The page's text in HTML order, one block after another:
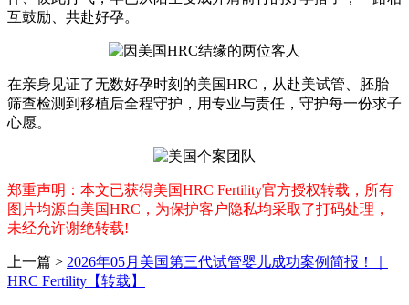
互鼓励、共赴好孕。
在亲身见证了无数好孕时刻的美国HRC，从赴美试管、胚胎
筛查检测到移植后全程守护，用专业与责任，守护每一份求子
心愿。
郑重声明：本文已获得美国HRC Fertility官方授权转载，所有
图片均源自美国HRC，为保护客户隐私均采取了打码处理，
未经允许谢绝转载!
上一篇 > 2026年05月美国第三代试管婴儿成功案例简报！｜
HRC Fertility【转载】